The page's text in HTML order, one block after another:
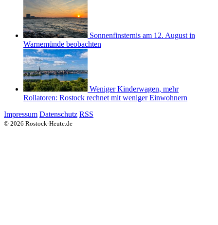
Sonnenfinsternis am 12. August in
Warnemünde beobachten
Weniger Kinderwagen, mehr
Rollatoren: Rostock rechnet mit weniger Einwohnern
Impressum Datenschutz RSS
© 2026 Rostock-Heute.de